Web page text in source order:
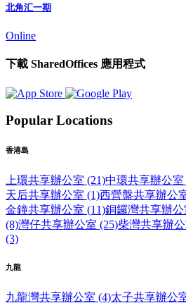
北角汇一期
Online
下載 SharedOffices 應用程式
Popular Locations
香港島
上環共享辦公室 (21)中環共享辦公室
天后共享辦公室 (1)西營盤共享辦公
金鐘共享辦公室 (11)銅鑼灣共享辦公
(8)灣仔共享辦公室 (25)柴灣共享辦
(3)
九龍
九龍灣共享辦公室 (4)太子共享辦公